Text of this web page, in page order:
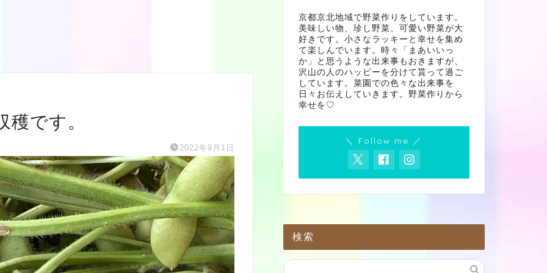
です。
2022年9月1日
京都京北地域で野菜作りをしています。
美味しい物、珍し野菜、可愛い野菜が大
好きです。小さなラッキーと幸せを集め
て楽しんでいます。時々「まあいいっ
か」と思うような出来事もおきますが、
沢山の人のハッピーを分けて貰って過ご
しています。菜園での色々な出来事を
日々お伝えしていきます。野菜作りから
幸せを♡
＼ Follow me ／
検索